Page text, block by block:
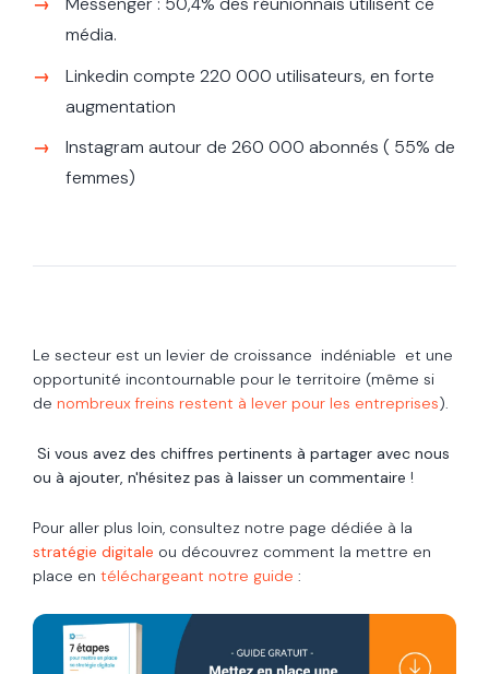
média.
Linkedin compte 220 000 utilisateurs, en forte
augmentation
Instagram autour de 260 000 abonnés ( 55% de
femmes)
Le secteur est un levier de croissance indéniable et une
opportunité incontournable pour le territoire (même si
de nombreux freins restent à lever pour les entreprises).
Si vous avez des chiffres pertinents à partager avec nous
ou à ajouter, n'hésitez pas à laisser un commentaire !
Pour aller plus loin, consultez notre page dédiée à la
stratégie digitale ou découvrez comment la mettre en
place en téléchargeant notre guide :